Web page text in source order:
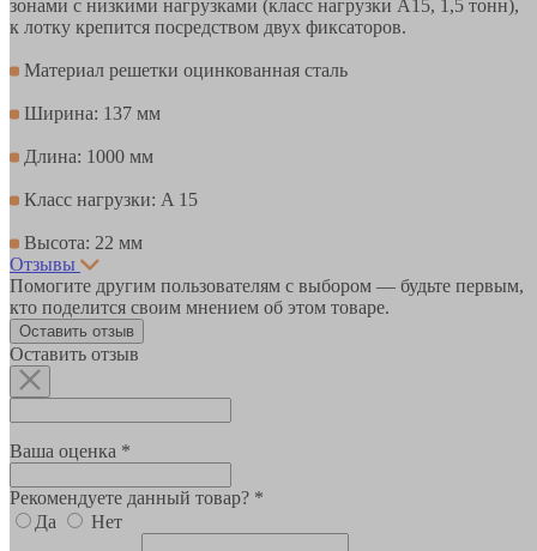
зонами с низкими нагрузками (класс нагрузки А15, 1,5 тонн),
к лотку крепится посредством двух фиксаторов.
Материал решетки оцинкованная сталь
Ширина: 137 мм
Длина: 1000 мм
Класс нагрузки: A 15
Высота: 22 мм
Отзывы
Помогите другим пользователям с выбором — будьте первым,
кто поделится своим мнением об этом товаре.
Оставить отзыв
Оставить отзыв
Ваша оценка *
Рекомендуете данный товар? *
Да
Нет